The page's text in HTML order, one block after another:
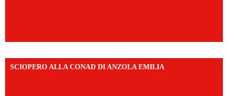
SCIOPERO ALLA CONAD DI ANZOLA EMILIA